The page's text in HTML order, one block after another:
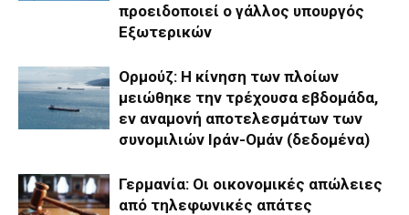
προειδοποιεί ο γάλλος υπουργός
Εξωτερικών
Ορμούζ: Η κίνηση των πλοίων
μειώθηκε την τρέχουσα εβδομάδα,
εν αναμονή αποτελεσμάτων των
συνομιλιών Ιράν-Ομάν (δεδομένα)
Γερμανία: Οι οικονομικές απώλειες
από τηλεφωνικές απάτες